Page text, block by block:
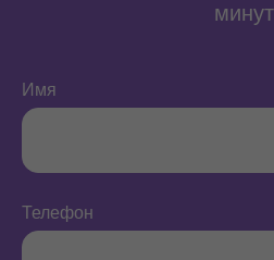
минут
Имя
Телефон